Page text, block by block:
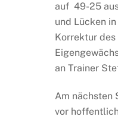
auf 49-25
und Lücken
Korrektur
an Trainer
Am nächsten
vor